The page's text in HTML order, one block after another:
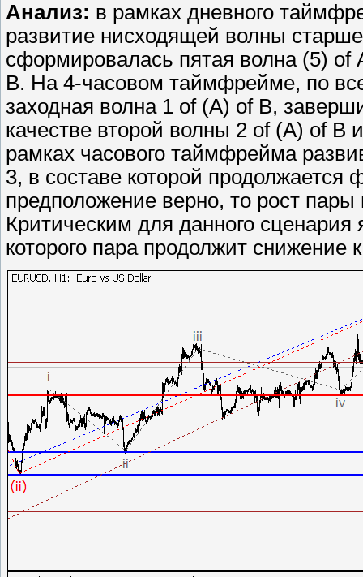
Анализ: в рамках дневного
развитие нисходящей волны
сформировалась пятая волна (5)
В. На 4-часовом таймфрейме, по
заходная волна 1 of (A) of B,
качестве второй волны 2 of (A) of
рамках часового таймфрейма
3, в составе которой
предположение верно, то рост
Критическим для данного
которого пара продолжит снижение